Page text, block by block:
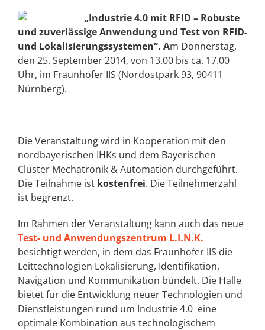
„Industrie 4.0 mit RFID – Robuste
und zuverlässige Anwendung und Test von RFID-
und Lokalisierungssystemen“. Am Donnerstag,
den 25. September 2014, von 13.00 bis ca. 17.00
Uhr, im Fraunhofer IIS (Nordostpark 93, 90411
Nürnberg).
Die Veranstaltung wird in Kooperation mit den
nordbayerischen IHKs und dem Bayerischen
Cluster Mechatronik & Automation durchgeführt.
Die Teilnahme ist kostenfrei. Die Teilnehmerzahl
ist begrenzt.
Im Rahmen der Veranstaltung kann auch das neue
Test- und Anwendungszentrum L.I.N.K.
besichtigt werden, in dem das Fraunhofer IIS die
Leittechnologien Lokalisierung, Identifikation,
Navigation und Kommunikation bündelt. Die Halle
bietet für die Entwicklung neuer Technologien und
Dienstleistungen rund um Industrie 4.0 eine
optimale Kombination aus technologischem